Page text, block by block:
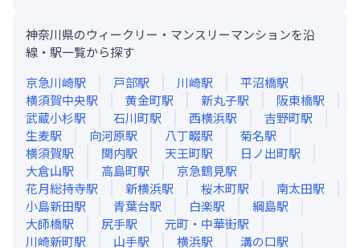
神奈川県のウィークリー・マンスリーマンションを沿
線・駅一覧から探す
京急川崎駅 戸部駅 川崎駅 平沼橋駅
横須賀中央駅 黄金町駅 新丸子駅 阪東橋駅
武蔵小杉駅 石川町駅 西横浜駅 吉野町駅
生麦駅 向河原駅 八丁畷駅 菊名駅
横須賀駅 関内駅 天王町駅 日ノ出町駅
大倉山駅 高島町駅 京急鶴見駅
花月総持寺駅 新横浜駅 桜木町駅 南太田駅
小島新田駅 青葉台駅 白楽駅 綱島駅
大師橋駅 尻手駅 元町・中華街駅
川崎新町駅 山手駅 横浜駅 溝の口駅